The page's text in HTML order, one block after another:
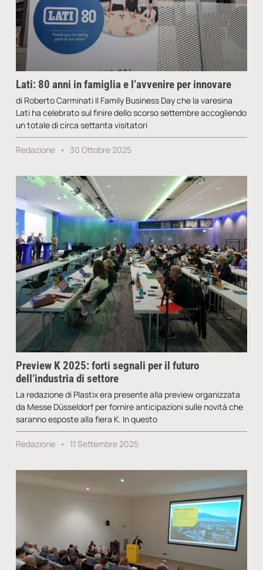
Lati: 80 anni in famiglia e l’avvenire per innovare
di Roberto Carminati Il Family Business Day che la varesina
Lati ha celebrato sul finire dello scorso settembre accogliendo
un totale di circa settanta visitatori
Redazione 30 Ottobre 2025
Preview K 2025: forti segnali per il futuro
dell’industria di settore
La redazione di Plastix era presente alla preview organizzata
da Messe Düsseldorf per fornire anticipazioni sulle novità che
saranno esposte alla fiera K. In questo
Redazione 11 Settembre 2025